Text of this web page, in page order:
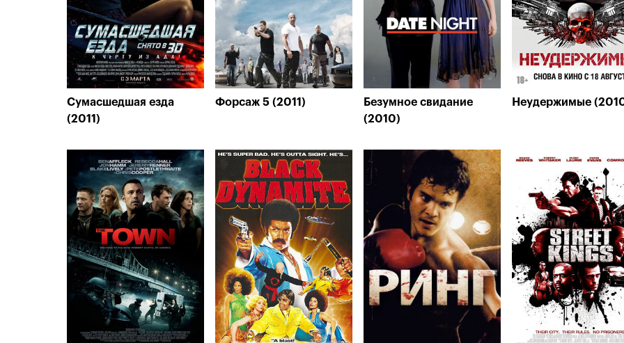
Сумасшедшая езда
(2011)
Форсаж 5 (2011)
Безумное свидание
(2010)
Неудержимые